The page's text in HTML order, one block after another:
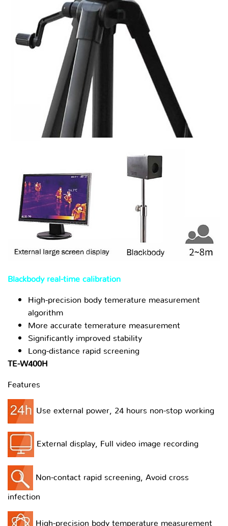
Blackbody real-time calibration
High-precision body temerature measurement
algorithm
More accurate temerature measurement
Significantly improved stability
Long-distance rapid screening
TE-W400H
Features
Use external power, 24 hours non-stop working
External display, Full video image recording
Non-contact rapid screening, Avoid cross
infection
High-precision body temperature measurement